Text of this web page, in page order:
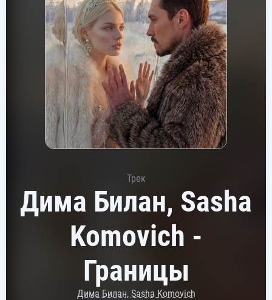
Трек
Дима Билан, Sasha
Komovich -
Границы
Дима Билан, Sasha Komovich